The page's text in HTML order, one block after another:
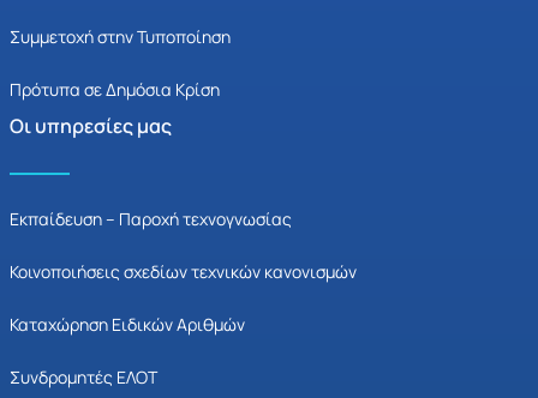
Συμμετοχή στην Τυποποίηση
Πρότυπα σε Δημόσια Κρίση
Οι υπηρεσίες μας
Εκπαίδευση – Παροχή τεχνογνωσίας
Κοινοποιήσεις σχεδίων τεχνικών κανονισμών
Καταχώρηση Ειδικών Αριθμών
Συνδρομητές ΕΛΟΤ